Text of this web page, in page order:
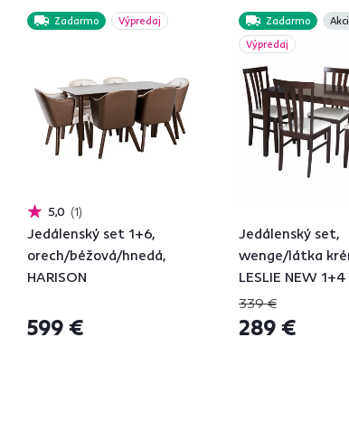
Zadarmo Výpredaj
5,0 1
Jedálenský set 1+6,
orech/béžová/hnedá,
HARISON
599 €
Zadarmo
Výpredaj
Jedálenský set,
wenge/látka
LESLIE NEW 1+4
339 €
289 €